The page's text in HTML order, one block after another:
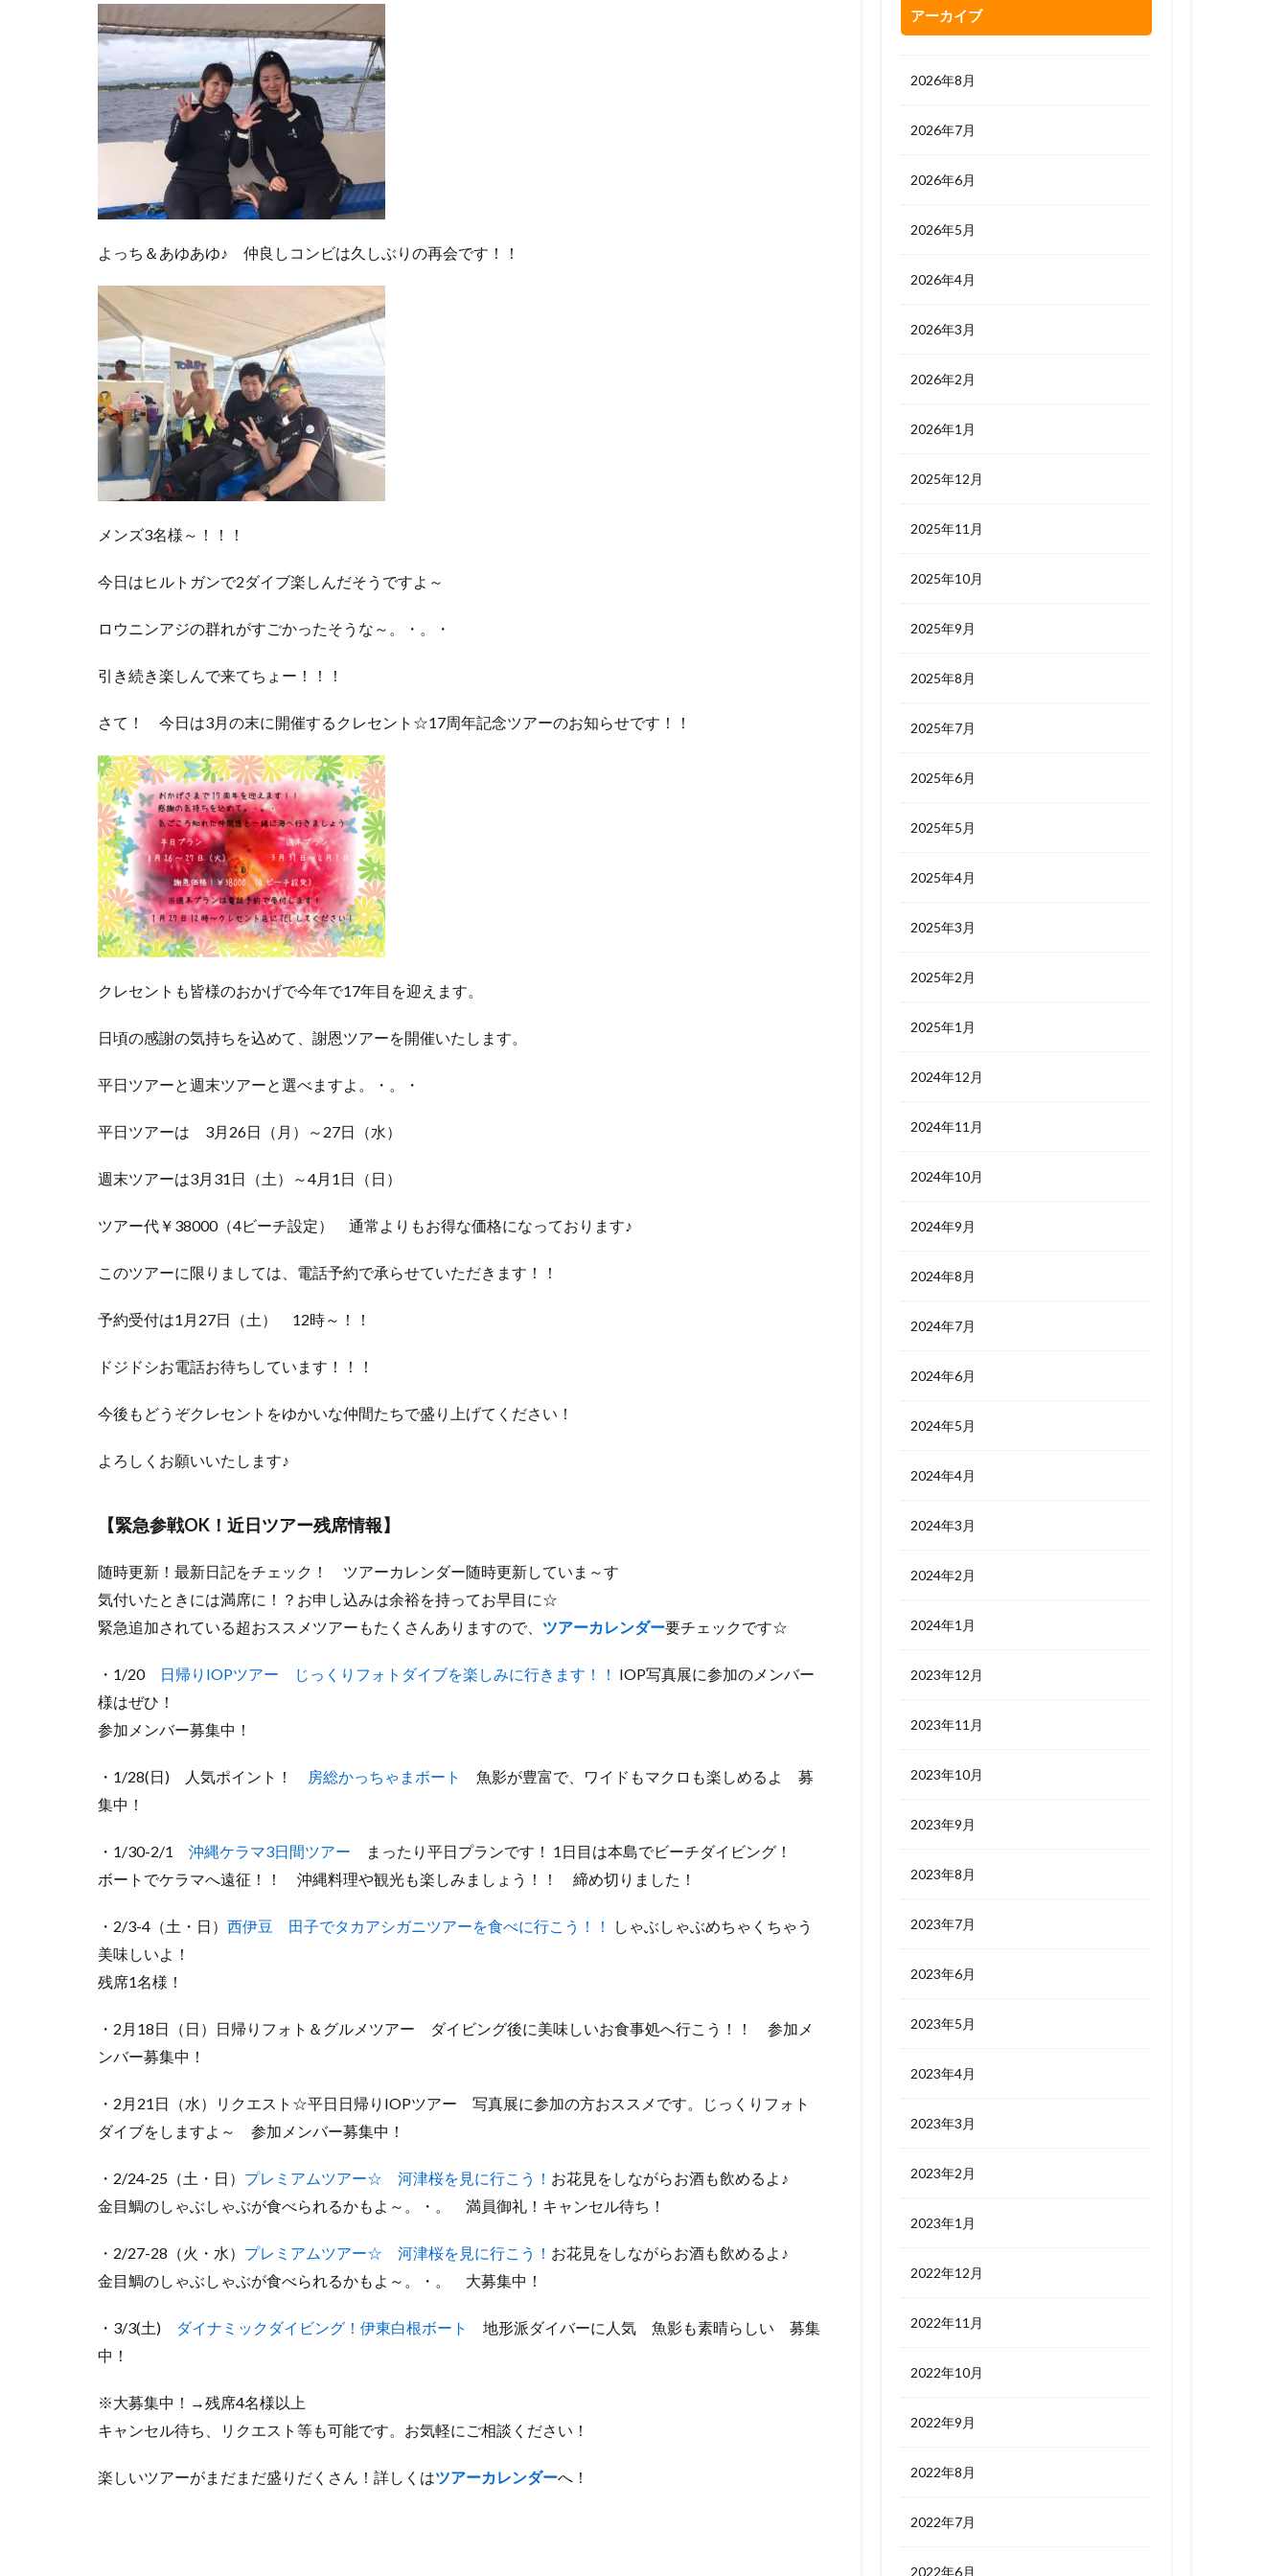
よっち＆あゆあゆ♪ 仲良しコンビは久しぶりの再会です！！
メンズ3名様～！！！
今日はヒルトガンで2ダイブ楽しんだそうですよ～
ロウニンアジの群れがすごかったそうな～。・。・
引き続き楽しんで来てちょー！！！
さて！ 今日は3月の末に開催するクレセント☆17周年記念ツアーのお知らせです！！
クレセントも皆様のおかげで今年で17年目を迎えます。
日頃の感謝の気持ちを込めて、謝恩ツアーを開催いたします。
平日ツアーと週末ツアーと選べますよ。・。・
平日ツアーは 3月26日（月）～27日（水）
週末ツアーは3月31日（土）～4月1日（日）
ツアー代￥38000（4ビーチ設定） 通常よりもお得な価格になっております♪
このツアーに限りましては、電話予約で承らせていただきます！！
予約受付は1月27日（土） 12時～！！
ドジドシお電話お待ちしています！！！
今後もどうぞクレセントをゆかいな仲間たちで盛り上げてください！
よろしくお願いいたします♪
【緊急参戦OK！近日ツアー残席情報】
随時更新！最新日記をチェック！ ツアーカレンダー随時更新していま～す
気付いたときには満席に！？お申し込みは余裕を持ってお早目に☆
緊急追加されている超おススメツアーもたくさんありますので、 ツアーカレンダー要チェックです☆
・1/20 日帰りIOPツアー じっくりフォトダイブを楽しみに行きます！！ IOP写真展に参加のメンバー
様はぜひ！
参加メンバー募集中！
・1/28(日) 人気ポイント！ 房総かっちゃまボート
魚影が豊富で、ワイドもマクロも楽しめるよ 募
集中！
・1/30-2/1 沖縄ケラマ3日間ツアー まったり平日プランです！ 1日目は本島でビーチダイビング！
ボートでケラマへ遠征！！ 沖縄料理や観光も楽しみましょう！！ 締め切りました！
・2/3-4（土・日） 西伊豆 田子でタカアシガニツアーを食べに行こう！！
しゃぶしゃぶめちゃくちゃう
美味しいよ！
残席1名様！
・2月18日（日）日帰りフォト＆グルメツアー ダイビング後に美味しいお食事処へ行こう！！ 参加メ
ンバー募集中！
・2月21日（水）リクエスト☆平日日帰りIOPツアー 写真展に参加の方おススメです。じっくりフォト
ダイブをしますよ～ 参加メンバー募集中！
・2/24-25（土・日） プレミアムツアー☆ 河津桜を見に行こう！ お花見をしながらお酒も飲めるよ♪
金目鯛のしゃぶしゃぶが食べられるかもよ～。・。 満員御礼！キャンセル待ち！
・2/27-28（火・水） プレミアムツアー☆ 河津桜を見に行こう！ お花見をしながらお酒も飲めるよ♪
金目鯛のしゃぶしゃぶが食べられるかもよ～。・。 大募集中！
・3/3(土) ダイナミックダイビング！伊東白根ボート
地形派ダイバーに人気 魚影も素晴らしい 募集
中！
※大募集中！→残席4名様以上
キャンセル待ち、リクエスト等も可能です。お気軽にご相談ください！
楽しいツアーがまだまだ盛りだくさん！詳しくはツアーカレンダーへ！
アーカイブ
2026年8月
2026年7月
2026年6月
2026年5月
2026年4月
2026年3月
2026年2月
2026年1月
2025年12月
2025年11月
2025年10月
2025年9月
2025年8月
2025年7月
2025年6月
2025年5月
2025年4月
2025年3月
2025年2月
2025年1月
2024年12月
2024年11月
2024年10月
2024年9月
2024年8月
2024年7月
2024年6月
2024年5月
2024年4月
2024年3月
2024年2月
2024年1月
2023年12月
2023年11月
2023年10月
2023年9月
2023年8月
2023年7月
2023年6月
2023年5月
2023年4月
2023年3月
2023年2月
2023年1月
2022年12月
2022年11月
2022年10月
2022年9月
2022年8月
2022年7月
2022年6月